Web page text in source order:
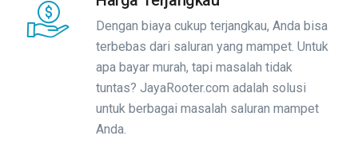
Dengan biaya cukup terjangkau, Anda bisa
terbebas dari saluran yang mampet. Untuk
apa bayar murah, tapi masalah tidak
tuntas? JayaRooter.com adalah solusi
untuk berbagai masalah saluran mampet
Anda.